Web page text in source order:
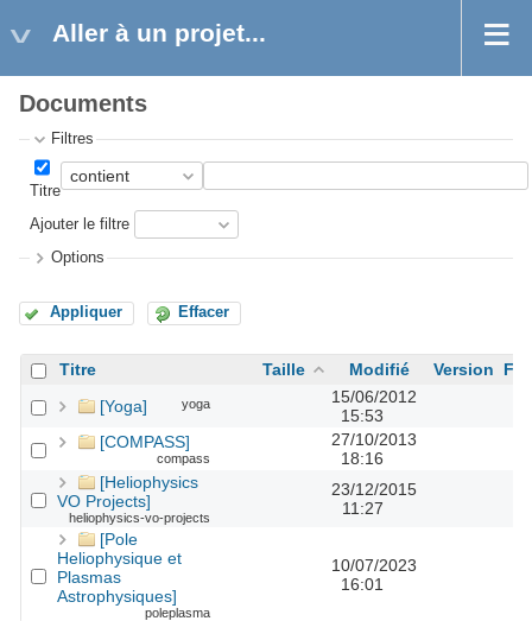
Aller à un projet...
Documents
Filtres
Titre
Ajouter le filtre
Options
Appliquer Effacer
Titre Taille Modifié Version
[Yoga]
yoga
15/06/2012
15:53
[COMPASS]
compass
27/10/2013
18:16
[Heliophysics
VO Projects]
heliophysics-vo-projects
23/12/2015
11:27
[Pole
Heliophysique et
Plasmas
Astrophysiques]
poleplasma
10/07/2023
16:01